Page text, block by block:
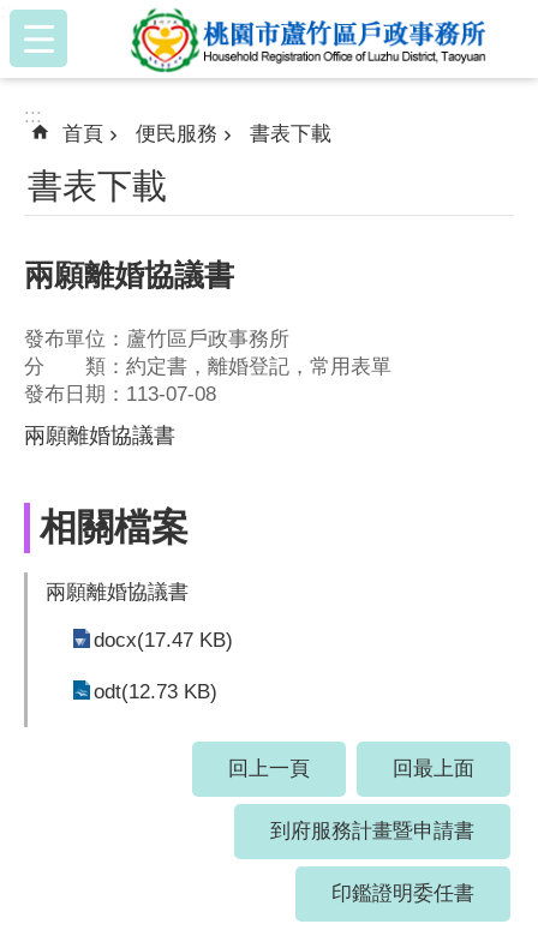
跳到主要內容區塊
:::
:::
首頁 便民服務 書表下載
書表下載
兩願離婚協議書
發布單位：蘆竹區戶政事務所
分 類：約定書，離婚登記，常用表單
發布日期：113-07-08
兩願離婚協議書
相關檔案
兩願離婚協議書
docx(17.47 KB)
odt(12.73 KB)
回上一頁 回最上面
到府服務計畫暨申請書
印鑑證明委任書